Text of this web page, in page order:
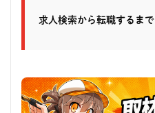
求人検索から転職するまで